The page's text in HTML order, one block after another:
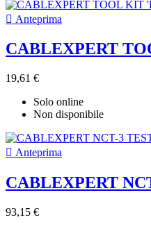
 Anteprima
CABLEXPERT
19,61 €
Solo online
Non disponibile
 Anteprima
CABLEXPERT
93,15 €